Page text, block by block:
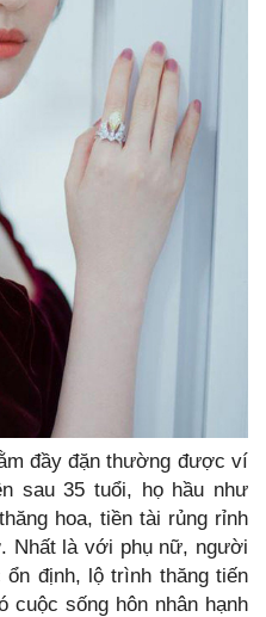
đầy đặn thường được ví
sau 35 tuổi, họ hầu như
hoa, tiền tài rủng rỉnh
Nhất là với phụ nữ, người
định, lộ trình thăng tiến
cuộc sống hôn nhân hạnh